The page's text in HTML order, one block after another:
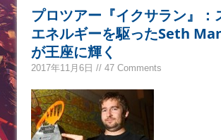
プロツアー『イクサラン』：
エネルギーを駆ったSeth
が王座に輝く
2017年11月6日 // 47 Comments